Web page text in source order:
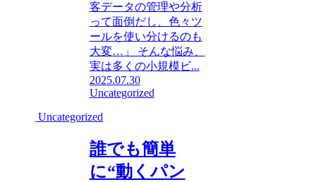
客データの管理や分析
って面倒だし、色々ツ
ールを使い分けるのも
大変…」 そんな悩み、
実は多くの小規模ビ...
2025.07.30
Uncategorized
Uncategorized
誰でも簡単
に“動くパン